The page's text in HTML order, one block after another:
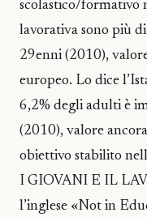
scolastico/formativo
lavorativa sono più
29enni (2010),
europeo. Lo dice
6,2% degli adulti è
(2010), valore
obiettivo stabilito
I GIOVANI E IL
l’inglese «Not in